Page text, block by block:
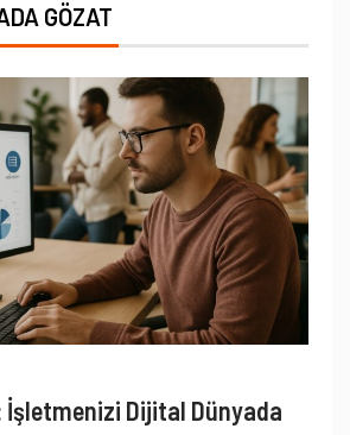
GÖZAT
İşletmenizi Dijital Dünyada